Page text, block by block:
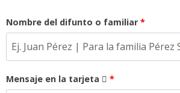
Nombre del difunto o familiar *
Mensaje en la tarjeta *